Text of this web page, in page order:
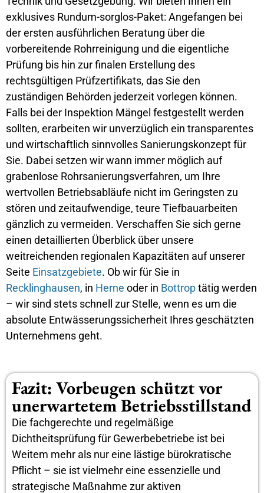
exklusives Rundum-sorglos-Paket: Angefangen bei
der ersten ausführlichen Beratung über die
vorbereitende Rohrreinigung und die eigentliche
Prüfung bis hin zur finalen Erstellung des
rechtsgültigen Prüfzertifikats, das Sie den
zuständigen Behörden jederzeit vorlegen können.
Falls bei der Inspektion Mängel festgestellt werden
sollten, erarbeiten wir unverzüglich ein transparentes
und wirtschaftlich sinnvolles Sanierungskonzept für
Sie. Dabei setzen wir wann immer möglich auf
grabenlose Rohrsanierungsverfahren, um Ihre
wertvollen Betriebsabläufe nicht im Geringsten zu
stören und zeitaufwendige, teure Tiefbauarbeiten
gänzlich zu vermeiden. Verschaffen Sie sich gerne
einen detaillierten Überblick über unsere
weitreichenden regionalen Kapazitäten auf unserer
Seite Einsatzgebiete. Ob wir für Sie in
Recklinghausen, in Herne oder in Bottroptätig werden
– wir sind stets schnell zur Stelle, wenn es um die
absolute Entwässerungssicherheit Ihres geschätzten
Unternehmens geht.
Fazit: Vorbeugen schützt vor
unerwartetem Betriebsstillstand
Die fachgerechte und regelmäßige
Dichtheitsprüfung für Gewerbebetriebe ist bei
Weitem mehr als nur eine lästige bürokratische
Pflicht – sie ist vielmehr eine essenzielle und
strategische Maßnahme zur aktiven